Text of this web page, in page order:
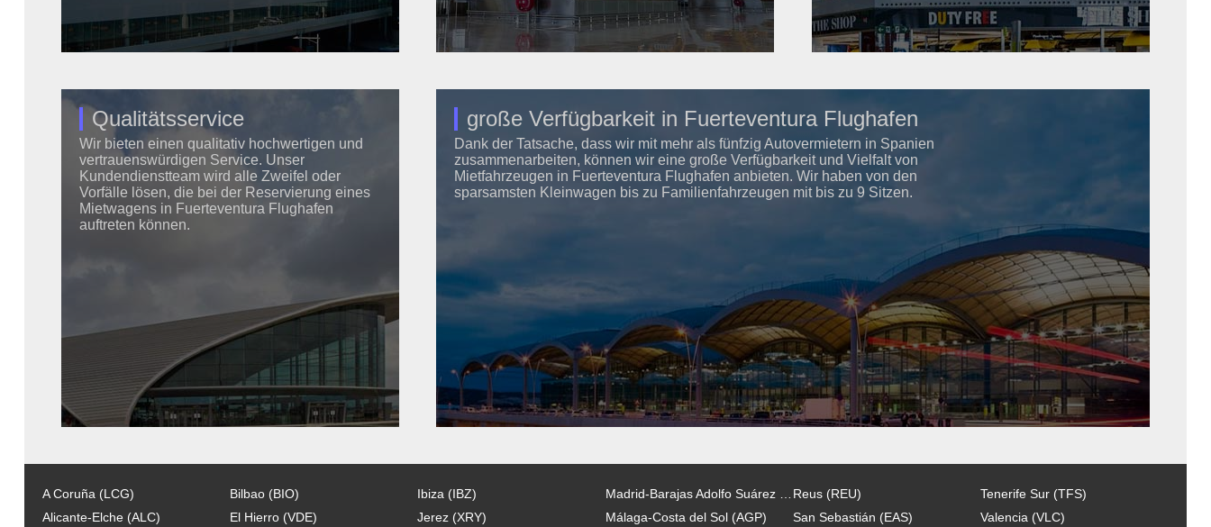
Qualitätsservice
Wir bieten einen qualitativ hochwertigen und
vertrauenswürdigen Service. Unser
Kundendienstteam wird alle Zweifel oder
Vorfälle lösen, die bei der Reservierung eines
Mietwagens in Fuerteventura Flughafen
auftreten können.
große Verfügbarkeit in Fuerteventura Flughafen
Dank der Tatsache, dass wir mit mehr als fünfzig Autovermietern in Spanien
zusammenarbeiten, können wir eine große Verfügbarkeit und Vielfalt von
Mietfahrzeugen in Fuerteventura Flughafen anbieten. Wir haben von den
sparsamsten Kleinwagen bis zu Familienfahrzeugen mit bis zu 9 Sitzen.
A Coruña (LCG)
Alicante-Elche (ALC)
Bilbao (BIO)
El Hierro (VDE)
Ibiza (IBZ)
Jerez (XRY)
Málaga-Costa del Sol (AGP)
Reus (REU)
San Sebastián (EAS)
Tenerife Sur (TFS)
Valencia (VLC)